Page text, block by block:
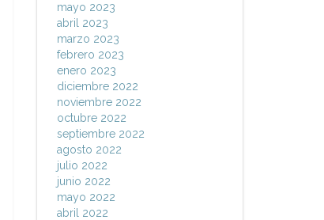
mayo 2023
abril 2023
marzo 2023
febrero 2023
enero 2023
diciembre 2022
noviembre 2022
octubre 2022
septiembre 2022
agosto 2022
julio 2022
junio 2022
mayo 2022
abril 2022